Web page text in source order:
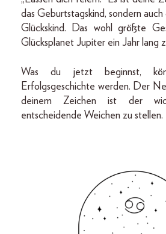
das Geburtstagskind, sondern auch
Glückskind. Das wohl größte
Glücksplanet Jupiter ein Jahr lang
Was du jetzt beginnst,
Erfolgsgeschichte werden. Der
deinem Zeichen ist der
entscheidende Weichen zu stellen.